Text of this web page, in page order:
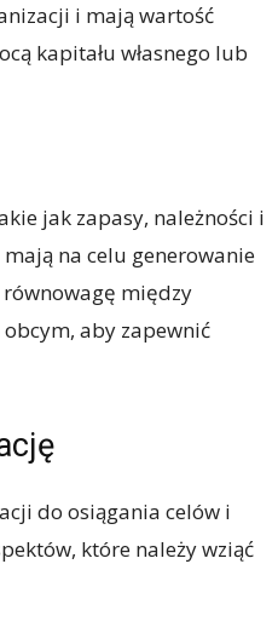
i mają wartość
kapitału własnego lub
jak zapasy, należności i
na celu generowanie
między
aby zapewnić
do osiągania celów i
które należy wziąć